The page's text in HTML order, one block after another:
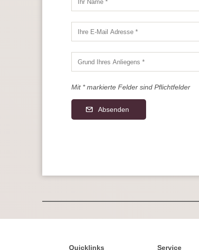
Mit * markierte Felder sind Pflichtfelder
Absenden
Quicklinks Service